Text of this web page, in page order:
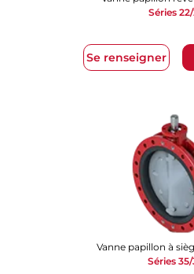
Se renseigner
Séries
Vanne papillon à
Séries